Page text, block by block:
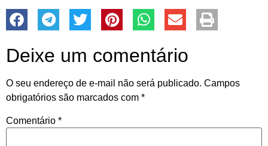
Deixe um comentário
O seu endereço de e-mail não será publicado. Campos
obrigatórios são marcados com *
Comentário *